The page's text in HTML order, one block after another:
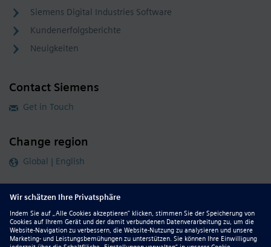
Siemens Digital Industries Software
Kundenerfolgsberichte
Neuigkeiten
Contact Siemens
Get in Touch
Change region
Global | English
Follow our global channels